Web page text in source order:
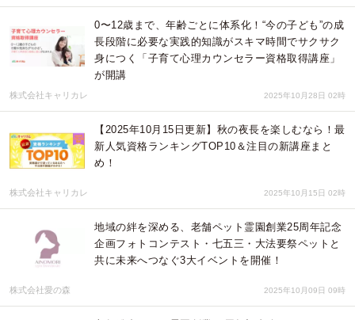
0〜12歳まで、年齢ごとに体系化！“今の子ども”の成
長段階に必要な実践的知識がスキマ時間でサクサク
身につく「子育て心理カウンセラー資格取得講座」
が開講
株式会社キャリカレ 2025年10月28日 02時
【2025年10月15日更新】秋の夜長を楽しむなら！最
新人気資格ランキングTOP10＆注目の新講座まと
め！
株式会社キャリカレ 2025年10月15日 02時
地域の絆を深める、老舗ペット霊園創業25周年記念
企画フォトコンテスト・七五三・大法要祭ペットと
共に未来へつなぐ3大イベントを開催！
株式会社愛の森 2025年10月09日 09時